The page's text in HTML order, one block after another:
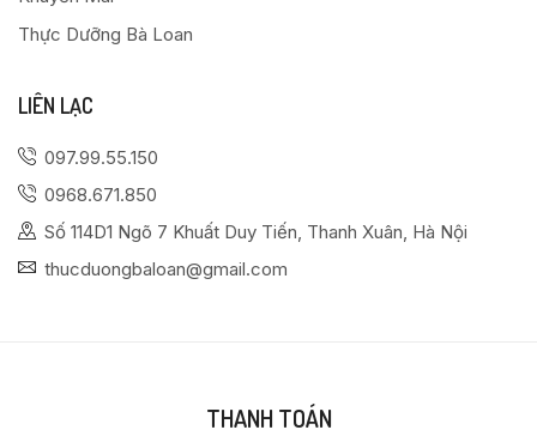
Thực Dưỡng Bà Loan
LIÊN LẠC
097.99.55.150
0968.671.850
Số 114D1 Ngõ 7 Khuất Duy Tiến, Thanh Xuân, Hà Nội
thucduongbaloan@gmail.com
THANH TOÁN